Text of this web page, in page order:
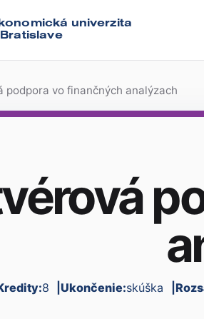
univerzita
podpora vo finančných analýzach
8 Ukončenie:skúška